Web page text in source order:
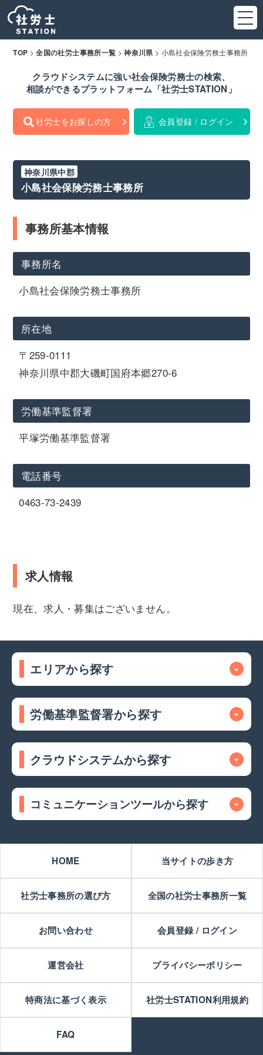
TOP >全国の社労士事務所一覧 >神奈川県 > 小島社会保険労務士事務所
クラウドシステムに強い社会保険労務士の検索、
相談ができるプラットフォーム「社労士STATION」
社労士をお探しの方 会員登録 / ログイン
神奈川県中郡
小島社会保険労務士事務所
事務所基本情報
事務所名
小島社会保険労務士事務所
所在地
〒259-0111
神奈川県中郡大磯町国府本郷270-6
労働基準監督署
平塚労働基準監督署
電話番号
0463-73-2439
求人情報
現在、求人・募集はございません。
エリアから探す
労働基準監督署から探す
クラウドシステムから探す
コミュニケーションツールから探す
HOME 当サイトの歩き方
社労士事務所の選び方 全国の社労士事務所一覧
お問い合わせ 会員登録 / ログイン
運営会社 プライバシーポリシー
特商法に基づく表示 社労士STATION利用規約
FAQ